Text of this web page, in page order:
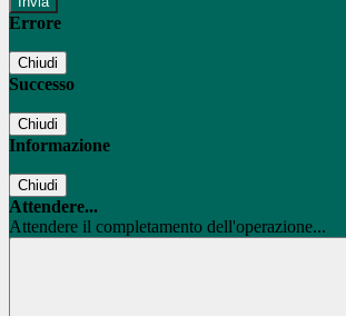
Errore
Chiudi
Successo
Chiudi
Informazione
Chiudi
Attendere...
Attendere il completamento dell'operazione...